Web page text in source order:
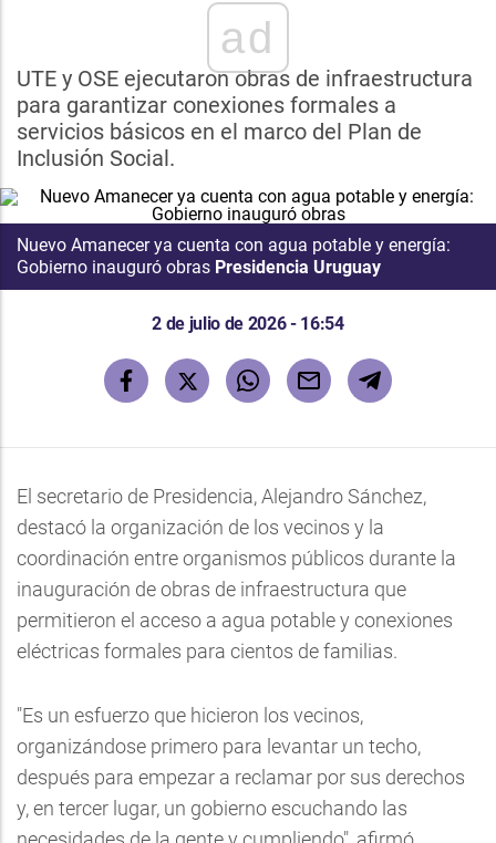
ad
UTE y OSE ejecutaron obras de infraestructura
para garantizar conexiones formales a
servicios básicos en el marco del Plan de
Inclusión Social.
Nuevo Amanecer ya cuenta con agua potable y energía:
Gobierno inauguró obras Presidencia Uruguay
2 de julio de 2026 - 16:54
El secretario de Presidencia, Alejandro Sánchez,
destacó la organización de los vecinos y la
coordinación entre organismos públicos durante la
inauguración de obras de infraestructura que
permitieron el acceso a agua potable y conexiones
eléctricas formales para cientos de familias.
"Es un esfuerzo que hicieron los vecinos,
organizándose primero para levantar un techo,
después para empezar a reclamar por sus derechos
y, en tercer lugar, un gobierno escuchando las